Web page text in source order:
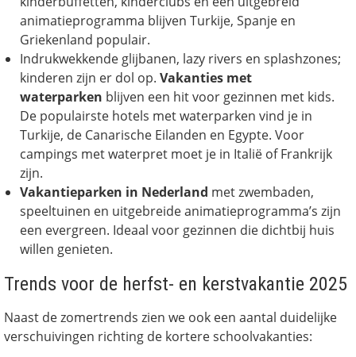
animatieprogramma blijven Turkije, Spanje en
Griekenland populair.
Indrukwekkende glijbanen, lazy rivers en splashzones;
kinderen zijn er dol op. Vakanties met
waterparken blijven een hit voor gezinnen met kids.
De populairste hotels met waterparken vind je in
Turkije, de Canarische Eilanden en Egypte. Voor
campings met waterpret moet je in Italië of Frankrijk
zijn.
Vakantieparken in Nederland met zwembaden,
speeltuinen en uitgebreide animatieprogramma’s zijn
een evergreen. Ideaal voor gezinnen die dichtbij huis
willen genieten.
Trends voor de herfst- en kerstvakantie 2025
Naast de zomertrends zien we ook een aantal duidelijke
verschuivingen richting de kortere schoolvakanties: